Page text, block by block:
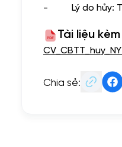
-
Lý do hủy:
Tài liệu
Chia sẻ: